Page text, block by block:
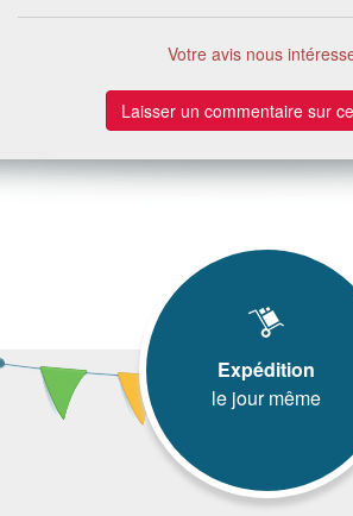
Votre avis nous
Laisser un commentaire sur
Expédition
le jour même